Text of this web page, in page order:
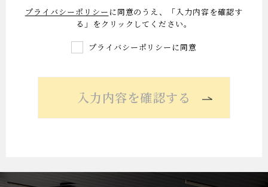
プライバシーポリシー に同意のうえ、「入力内容を確認す
る」をクリックしてください。
プライバシーポリシーに同意
入力内容を確認する